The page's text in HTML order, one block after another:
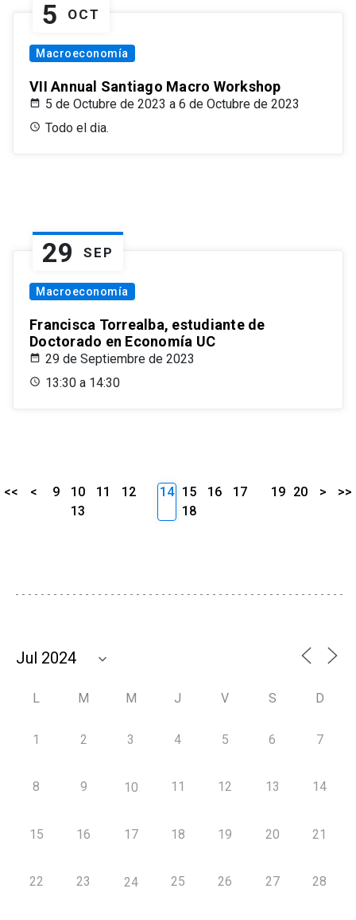
5 OCT
Macroeconomía
VII Annual Santiago Macro Workshop
5 de Octubre de 2023 a 6 de Octubre de 2023
Todo el dia.
29 SEP
Macroeconomía
Francisca Torrealba, estudiante de
Doctorado en Economía UC
29 de Septiembre de 2023
13:30 a 14:30
<< < 9 10 11
12
13
14 15 16
17
18
19 20 > >>
L M M J V S D
1 2 3 4 5 6 7
8 9 10 11 12 13 14
15 16 17 18 19 20 21
22 23 24 25 26 27 28